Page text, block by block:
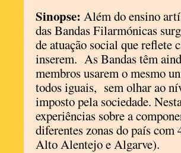
Sinopse: Além do ensino
das Bandas Filarmónicas
de atuação social que reflete
inserem. As Bandas têm
membros usarem o mesmo
todos iguais, sem olhar ao
imposto pela sociedade.
experiências sobre a
diferentes zonas do país com
Alto Alentejo e Algarve).